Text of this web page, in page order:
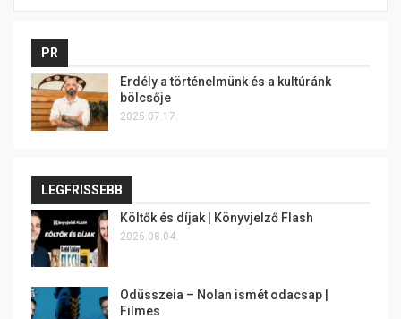
PR
Erdély a történelmünk és a kultúránk
bölcsője
2025.07.17.
LEGFRISSEBB
Költők és díjak | Könyvjelző Flash
2026.08.04.
Odüsszeia – Nolan ismét odacsap |
Filmes